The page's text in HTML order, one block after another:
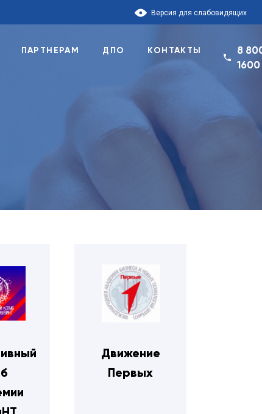
Версия для слабовидящих
ПАРТНЕРАМ ДПО КОНТАКТЫ
8
1600
Движение
Первых